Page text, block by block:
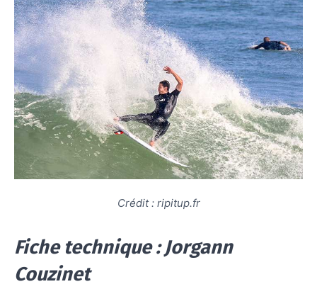
Crédit : ripitup.fr
Fiche technique : Jorgann
Couzinet